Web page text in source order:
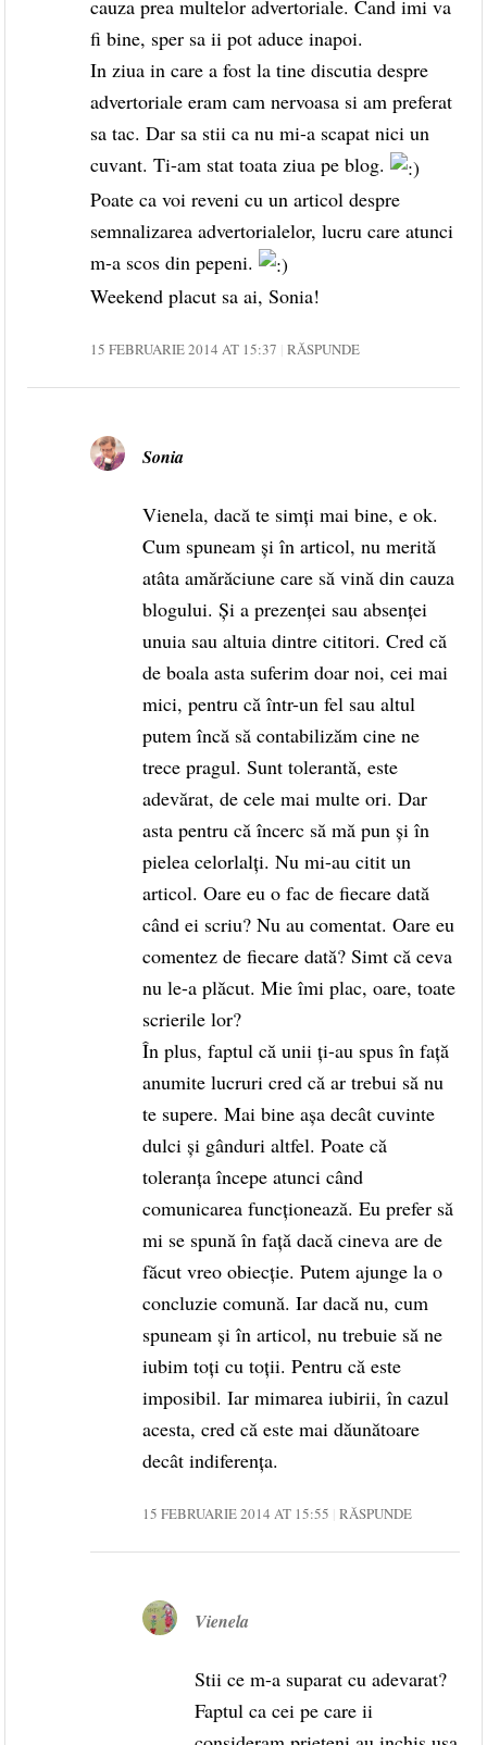
cauza prea multelor advertoriale. Cand imi va
fi bine, sper sa ii pot aduce inapoi.
In ziua in care a fost la tine discutia despre
advertoriale eram cam nervoasa si am preferat
sa tac. Dar sa stii ca nu mi-a scapat nici un
cuvant. Ti-am stat toata ziua pe blog.
Poate ca voi reveni cu un articol despre
semnalizarea advertorialelor, lucru care atunci
m-a scos din pepeni.
Weekend placut sa ai, Sonia!
15 FEBRUARIE 2014 AT 15:37 RĂSPUNDE
Sonia
Vienela, dacă te simți mai bine, e ok.
Cum spuneam și în articol, nu merită
atâta amărăciune care să vină din cauza
blogului. Și a prezenței sau absenței
unuia sau altuia dintre cititori. Cred că
de boala asta suferim doar noi, cei mai
mici, pentru că într-un fel sau altul
putem încă să contabilizăm cine ne
trece pragul. Sunt tolerantă, este
adevărat, de cele mai multe ori. Dar
asta pentru că încerc să mă pun și în
pielea celorlalți. Nu mi-au citit un
articol. Oare eu o fac de fiecare dată
când ei scriu? Nu au comentat. Oare eu
comentez de fiecare dată? Simt că ceva
nu le-a plăcut. Mie îmi plac, oare, toate
scrierile lor?
În plus, faptul că unii ți-au spus în față
anumite lucruri cred că ar trebui să nu
te supere. Mai bine așa decât cuvinte
dulci și gânduri altfel. Poate că
toleranța începe atunci când
comunicarea funcționează. Eu prefer să
mi se spună în față dacă cineva are de
făcut vreo obiecție. Putem ajunge la o
concluzie comună. Iar dacă nu, cum
spuneam și în articol, nu trebuie să ne
iubim toți cu toții. Pentru că este
imposibil. Iar mimarea iubirii, în cazul
acesta, cred că este mai dăunătoare
decât indiferența.
15 FEBRUARIE 2014 AT 15:55 RĂSPUNDE
Vienela
Stii ce m-a suparat cu adevarat?
Faptul ca cei pe care ii